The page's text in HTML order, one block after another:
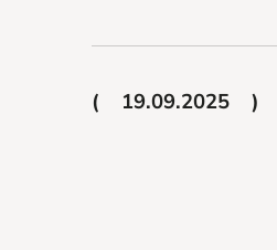
19.09.2025